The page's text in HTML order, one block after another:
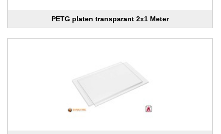
PETG platen transparant 2x1 Meter